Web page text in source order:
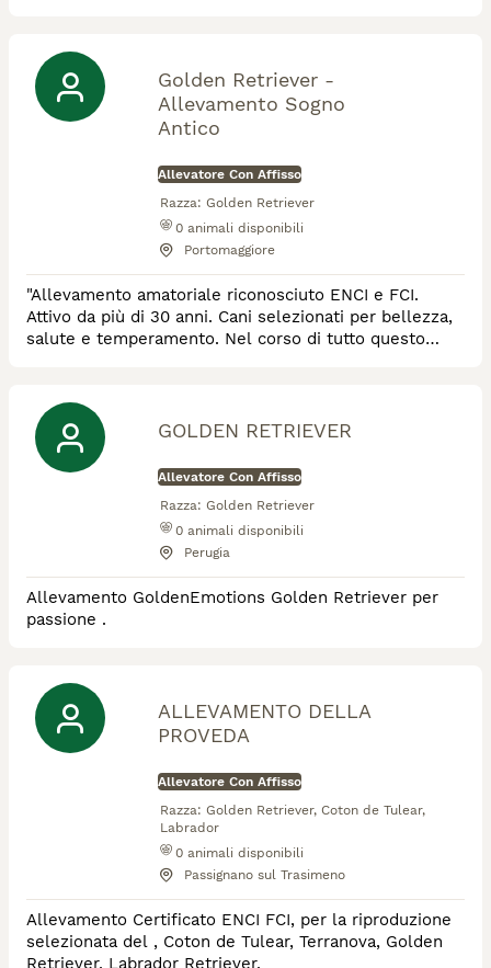
Golden Retriever -
Allevamento Sogno
Antico
Allevatore Con Affisso
Razza: Golden Retriever
0 animali disponibili
Portomaggiore
"Allevamento amatoriale riconosciuto ENCI e FCI.
Attivo da più di 30 anni. Cani selezionati per bellezza,
salute e temperamento. Nel corso di tutto questo
miei golden vivono in casa e hanno un grande parco a
loro disposizione."GOLDEN RETRIEVER
Allevatore Con Affisso
Razza: Golden Retriever
0 animali disponibili
Perugia
Allevamento GoldenEmotions Golden Retriever per
passione .
ALLEVAMENTO DELLA
PROVEDA
Allevatore Con Affisso
Razza: Golden Retriever, Coton de Tulear,
Labrador
0 animali disponibili
Passignano sul Trasimeno
Allevamento Certificato ENCI FCI, per la riproduzione
selezionata del , Coton de Tulear, Terranova, Golden
Retriever, Labrador Retriever.